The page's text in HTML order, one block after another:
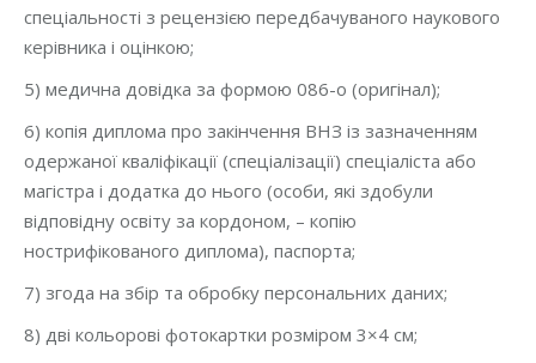
спеціальності з рецензією передбачуваного наукового
керівника і оцінкою;
5) медична довідка за формою 086-о (оригінал);
6) копія диплома про закінчення ВНЗ із зазначенням
одержаної кваліфікації (спеціалізації) спеціаліста або
магістра і додатка до нього (особи, які здобули
відповідну освіту за кордоном, – копію
нострифікованого диплома), паспорта;
7) згода на збір та обробку персональних даних;
8) дві кольорові фотокартки розміром 3×4 см;